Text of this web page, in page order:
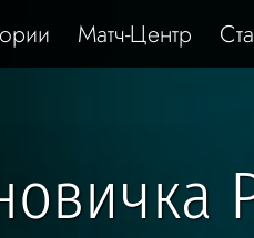
Матч-Центр